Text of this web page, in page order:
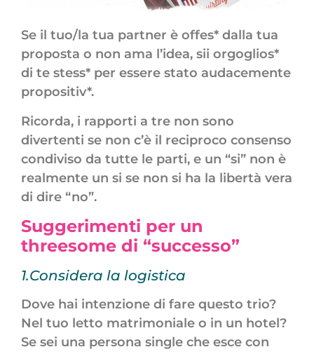
Se il tuo/la tua partner è offes* dalla tua
proposta o non ama l’idea, sii orgoglios*
di te stess* per essere stato audacemente
propositiv*.
Ricorda, i rapporti a tre non sono
divertenti se non c’è il reciproco consenso
condiviso da tutte le parti, e un “si” non è
realmente un si se non si ha la libertà vera
di dire “no”.
Suggerimenti per un
threesome di “successo”
1.Considera la logistica
Dove hai intenzione di fare questo trio?
Nel tuo letto matrimoniale o in un hotel?
Se sei una persona single che esce con